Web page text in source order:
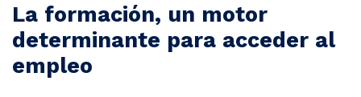
La formación, un motor
determinante para acceder al
empleo